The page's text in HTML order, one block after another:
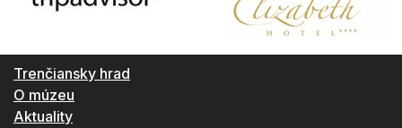
Trenčiansky hrad
O múzeu
Aktuality